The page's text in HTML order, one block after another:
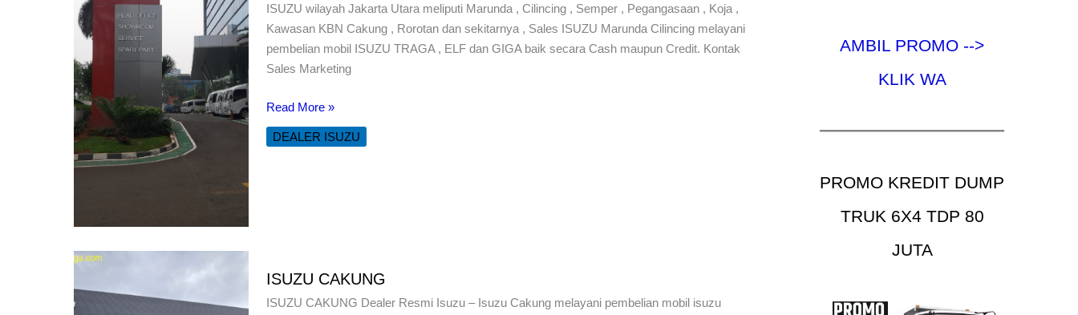
ISUZU wilayah Jakarta Utara meliputi Marunda , Cilincing , Semper , Pegangasaan , Koja ,
Kawasan KBN Cakung , Rorotan dan sekitarnya , Sales ISUZU Marunda Cilincing melayani
pembelian mobil ISUZU TRAGA , ELF dan GIGA baik secara Cash maupun Credit. Kontak
Sales Marketing
ISUZU
Marunda
Cilincing
Read More »
DEALER ISUZU
ISUZU CAKUNG
ISUZU CAKUNG Dealer Resmi Isuzu – Isuzu Cakung melayani pembelian mobil isuzu
AMBIL PROMO -->
KLIK WA
PROMO KREDIT DUMP
TRUK 6X4 TDP 80
JUTA